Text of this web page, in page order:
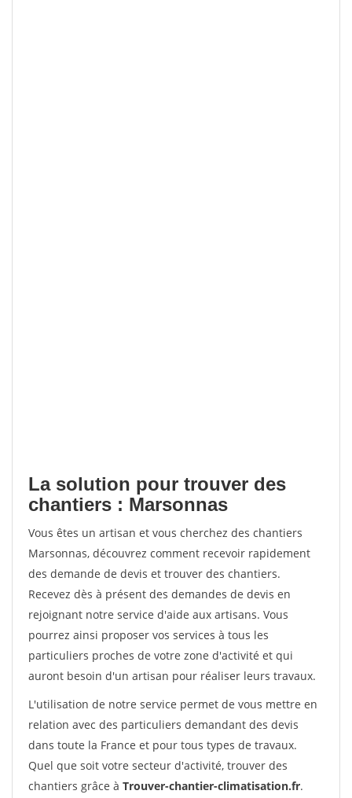
La solution pour trouver des
chantiers : Marsonnas
Vous êtes un artisan et vous cherchez des chantiers
Marsonnas, découvrez comment recevoir rapidement
des demande de devis et trouver des chantiers.
Recevez dès à présent des demandes de devis en
rejoignant notre service d'aide aux artisans. Vous
pourrez ainsi proposer vos services à tous les
particuliers proches de votre zone d'activité et qui
auront besoin d'un artisan pour réaliser leurs travaux.
L'utilisation de notre service permet de vous mettre en
relation avec des particuliers demandant des devis
dans toute la France et pour tous types de travaux.
Quel que soit votre secteur d'activité, trouver des
chantiers grâce à Trouver-chantier-climatisation.fr.